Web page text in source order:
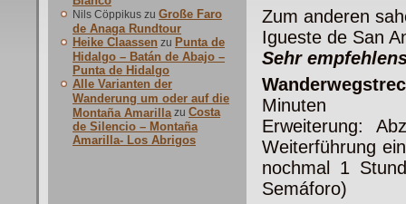
Nils Cöppikus zu Große Faro
de Anaga Rundtour
Heike Claassen zu Punta de
Hidalgo – Batán de Abajo –
Punta de Hidalgo
Alle Varianten der
Wanderung um oder auf die
Montaña Amarilla zu Costa
de Silencio – Montaña
Amarilla- Los Abrigos
Zum anderen
Igueste de San
Sehr
Minuten
Erweiterung:
Weiterführung
nochmal 1
Semáforo)